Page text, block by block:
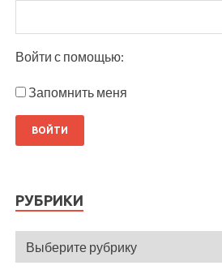
Войти с помощью:
Запомнить меня
РУБРИКИ